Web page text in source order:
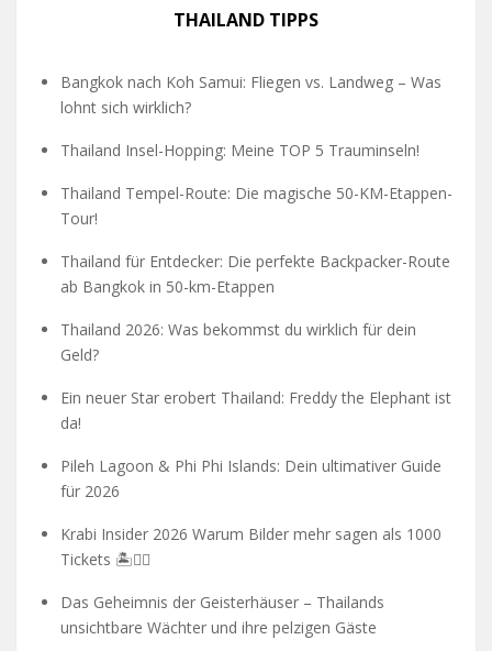
THAILAND TIPPS
Bangkok nach Koh Samui: Fliegen vs. Landweg – Was
lohnt sich wirklich?
Thailand Insel-Hopping: Meine TOP 5 Trauminseln!
Thailand Tempel-Route: Die magische 50-KM-Etappen-
Tour!
Thailand für Entdecker: Die perfekte Backpacker-Route
ab Bangkok in 50-km-Etappen
Thailand 2026: Was bekommst du wirklich für dein
Geld?
Ein neuer Star erobert Thailand: Freddy the Elephant ist
da!
Pileh Lagoon & Phi Phi Islands: Dein ultimativer Guide
für 2026
Krabi Insider 2026 Warum Bilder mehr sagen als 1000
Tickets 🏝️🧗‍♂️
Das Geheimnis der Geisterhäuser – Thailands
unsichtbare Wächter und ihre pelzigen Gäste